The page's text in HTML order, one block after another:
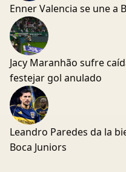
Enner Valencia se une a
Jacy Maranhão sufre
festejar gol anulado
Leandro Paredes da la
Boca Juniors